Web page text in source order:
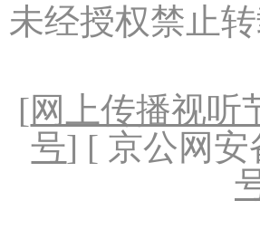
未经授权禁止
[网上传播视听
号] [ 京公网安